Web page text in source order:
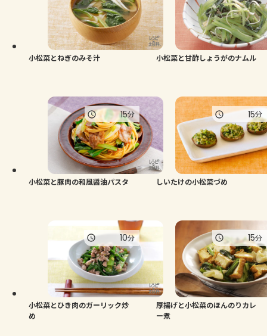
よくあるお問い合わせ
お買い物
小松菜とねぎのみそ汁 小松菜と甘酢しょうがのナムル
小松菜と豚肉の和風醤油パスタ
15分
しいたけの小松菜づめ
15分
小松菜とひき肉のガーリック炒
め
10分
厚揚げと小松菜のほんのりカレ
ー煮
15分